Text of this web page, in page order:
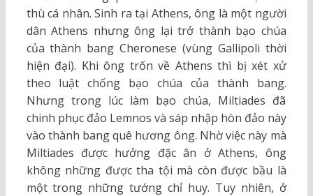
thù cá nhân. Sinh ra tại Athens, ông là một người
dân Athens nhưng ông lại trở thành bạo chúa
của thành bang Cheronese (vùng Gallipoli thời
hiện đại). Khi ông trốn về Athens thì bị xét xử
theo luật chống bạo chúa của thành bang.
Nhưng trong lúc làm bạo chúa, Miltiades đã
chinh phục đảo Lemnos và sáp nhập hòn đảo này
vào thành bang quê hương ông. Nhờ việc này mà
Miltiades được hưởng đặc ân ở Athens, ông
không những được tha tội mà còn được bầu là
một trong những tướng chỉ huy. Tuy nhiên, ở